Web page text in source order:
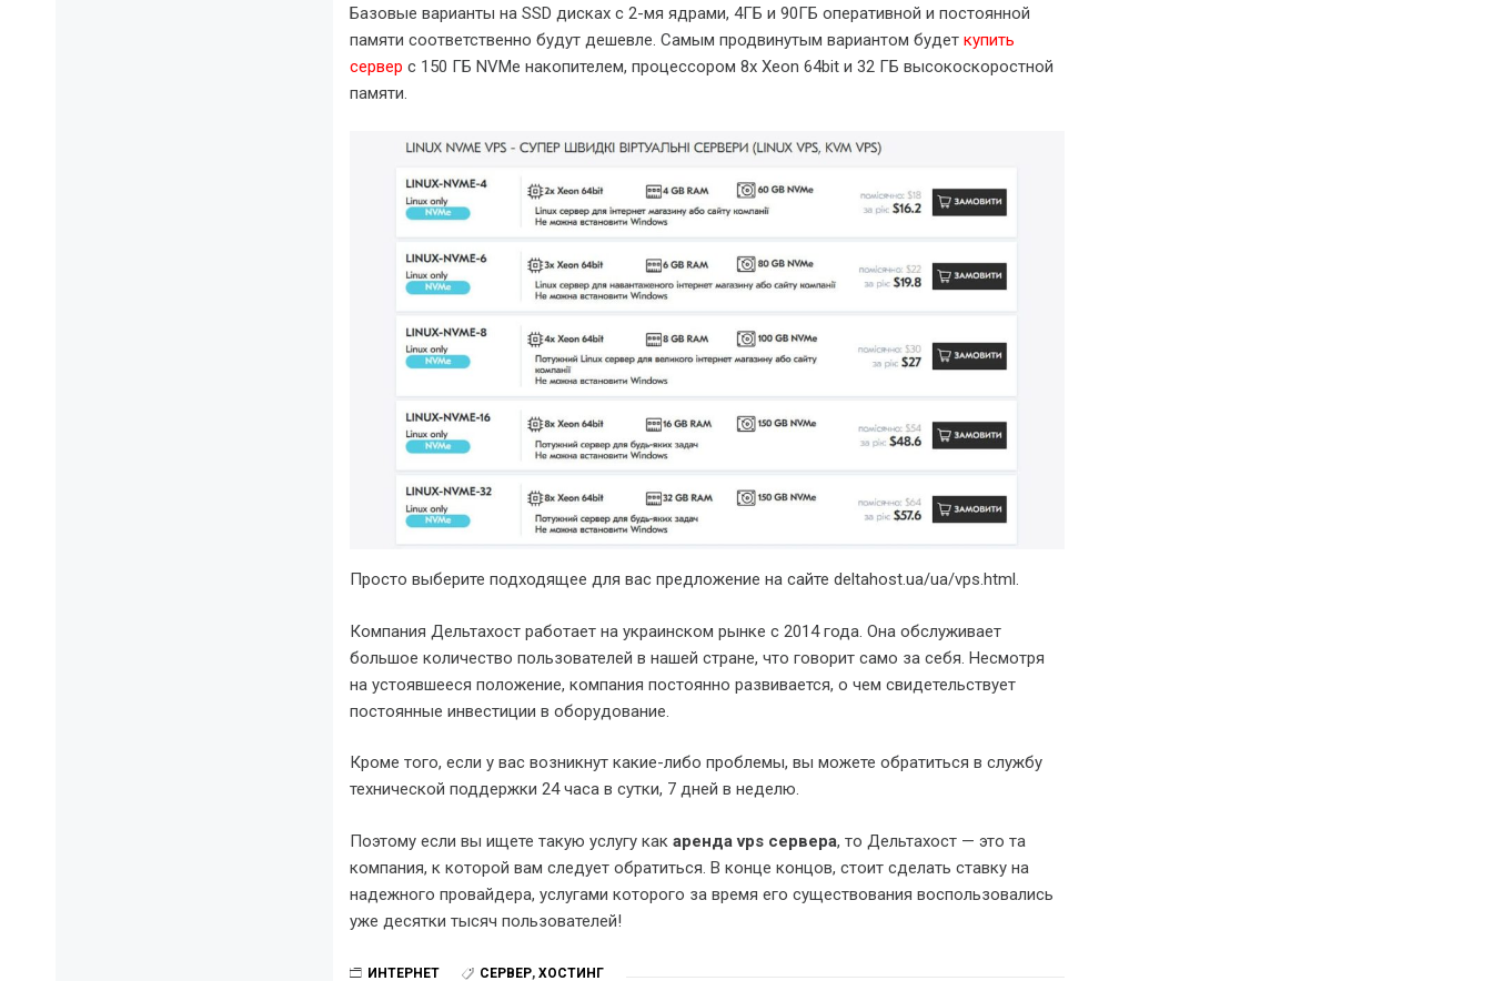
Базовые варианты на SSD дисках с 2-мя ядрами, 4ГБ и 90ГБ оперативной и постоянной
памяти соответственно будут дешевле. Самым продвинутым вариантом будет купить
сервер с 150 ГБ NVMe накопителем, процессором 8x Xeon 64bit и 32 ГБ высокоскоростной
памяти.
Просто выберите подходящее для вас предложение на сайте deltahost.ua/ua/vps.html.
Компания Дельтахост работает на украинском рынке с 2014 года. Она обслуживает
большое количество пользователей в нашей стране, что говорит само за себя. Несмотря
на устоявшееся положение, компания постоянно развивается, о чем свидетельствует
постоянные инвестиции в оборудование.
Кроме того, если у вас возникнут какие-либо проблемы, вы можете обратиться в службу
технической поддержки 24 часа в сутки, 7 дней в неделю.
Поэтому если вы ищете такую услугу как аренда vps сервера, то Дельтахост — это та
компания, к которой вам следует обратиться. В конце концов, стоит сделать ставку на
надежного провайдера, услугами которого за время его существования воспользовались
уже десятки тысяч пользователей!
ИНТЕРНЕТ СЕРВЕР, ХОСТИНГ